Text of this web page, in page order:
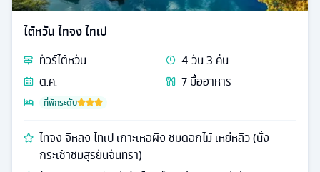
ไต้หวัน ไทจง ไทเป
ทัวร์ไต้หวัน 4วัน3 คืน
ต.ค.
7มื้ออาหาร
ที่พักระดับ
ไทจง จีหลง ไทเป เกาะเหอผิง ชมดอกไม้ เหย่หลิว (นั่ง
กระเช้าชมสุริยันจันทรา)